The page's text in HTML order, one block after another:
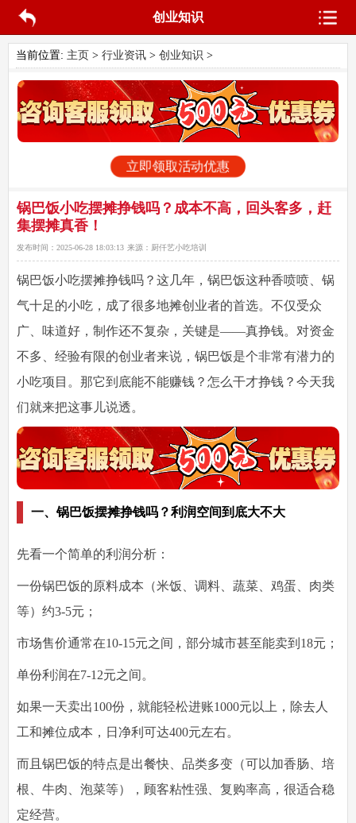
创业知识
当前位置: 主页 > 行业资讯> 创业知识 >
立即领取活动优惠
锅巴饭小吃摆摊挣钱吗？成本不高，回头客多，赶
集摆摊真香！
发布时间： 2025-06-28 18:03:13 来源： 厨仟艺小吃培训
锅巴饭小吃摆摊挣钱吗？这几年，锅巴饭这种香喷喷、锅
气十足的小吃，成了很多地摊创业者的首选。不仅受众
广、味道好，制作还不复杂，关键是——真挣钱。对资金
不多、经验有限的创业者来说，锅巴饭是个非常有潜力的
小吃项目。那它到底能不能赚钱？怎么干才挣钱？今天我
们就来把这事儿说透。
一、锅巴饭摆摊挣钱吗？利润空间到底大不大
先看一个简单的利润分析：
一份锅巴饭的原料成本（米饭、调料、蔬菜、鸡蛋、肉类
等）约3-5元；
市场售价通常在10-15元之间，部分城市甚至能卖到18元；
单份利润在7-12元之间。
如果一天卖出100份，就能轻松进账1000元以上，除去人
工和摊位成本，日净利可达400元左右。
而且锅巴饭的特点是出餐快、品类多变（可以加香肠、培
根、牛肉、泡菜等），顾客粘性强、复购率高，很适合稳
定经营。